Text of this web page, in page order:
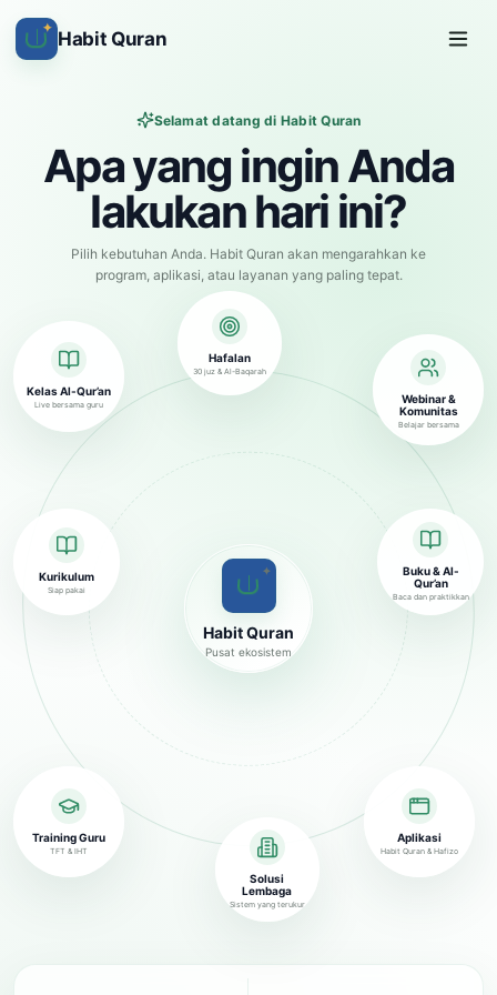
✦ Habit Quran
Selamat datang di Habit Quran
Apa yang ingin Anda
lakukan hari ini?
Pilih kebutuhan Anda. Habit Quran akan mengarahkan ke
program, aplikasi, atau layanan yang paling tepat.
✦
Habit Quran
Pusat ekosistem
Kelas Al-Qur’an
Live bersama guru
Hafalan
30 juz & Al-Baqarah
Buku & Al-
Qur’an
Baca dan praktikkan
Training Guru
TFT & IHT
Solusi
Lembaga
Sistem yang terukur
Kurikulum
Siap pakai
Aplikasi
Habit Quran & Hafizo
Webinar &
Komunitas
Belajar bersama